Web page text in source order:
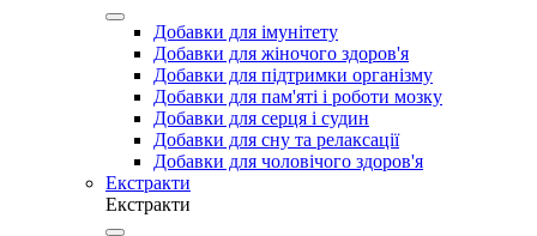
Добавки для імунітету
Добавки для жіночого здоров'я
Добавки для підтримки організму
Добавки для пам'яті і роботи мозку
Добавки для серця і судин
Добавки для сну та релаксації
Добавки для чоловічого здоров'я
Екстракти
Екстракти